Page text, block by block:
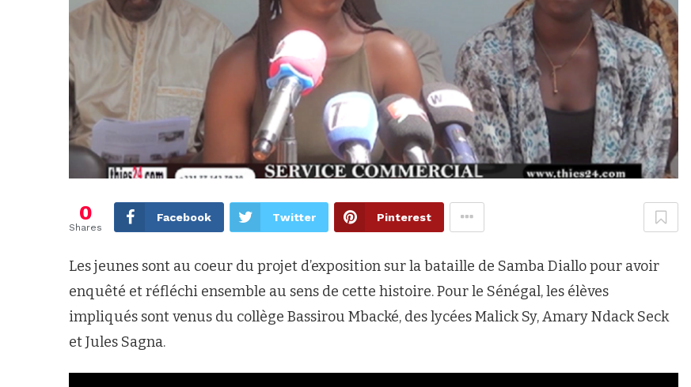
0
Shares
Facebook Twitter Pinterest
Les jeunes sont au coeur du projet d’exposition sur la bataille de Samba Diallo pour avoir
enquêté et réfléchi ensemble au sens de cette histoire. Pour le Sénégal, les élèves
impliqués sont venus du collège Bassirou Mbacké, des lycées Malick Sy, Amary Ndack Seck
et Jules Sagna.